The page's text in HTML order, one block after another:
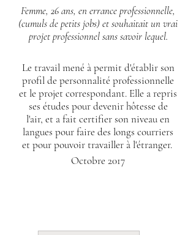
Femme, 26 ans, en errance professionnelle,
(cumuls de petits jobs) et souhaitait un vrai
projet professionnel sans savoir lequel.
Le travail mené à permit d'établir son
profil de personnalité professionnelle
et le projet correspondant. Elle a repris
ses études pour devenir hôtesse de
l'air, et a fait certifier son niveau en
langues pour faire des longs courriers
et pour pouvoir travailler à l'étranger.
Octobre 2017